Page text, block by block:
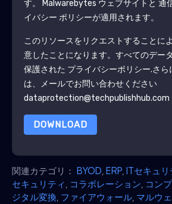
す。
Malwarebytes ウェブサイトと 通
イバシー ポリシーが適用されます。
このリソースをリクエストすることに
意したことになります。すべてのデー
保護された プライバシーポリシー.さら
は、メールでお問い合わせください
dataprotection@techpublishhub.com
DOWNLOAD
関連カテゴリ： BYOD ERP ITセキュリ
セキュリティ
コラボレーション コン
ジタル変換 ファイアウォール マルウ